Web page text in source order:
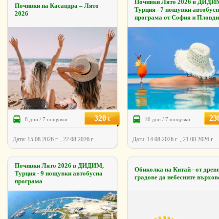
Почивки на Касандра – Лято
2026
8 дни / 7 нощувки 320€
Дати: 15.08.2026 г. , 22.08.2026 г.
Почивки Лято 2026 в
Турция - 7 нощувки
програма от София и
10 дни / 7 нощувки
Дати: 14.08.2026 г. , 21.08.2026 г.
Почивки Лято 2026 в ДИДИМ,
Турция - 9 нощувки автобусна
програма
Обиколка на Китай - от
градове до небесните